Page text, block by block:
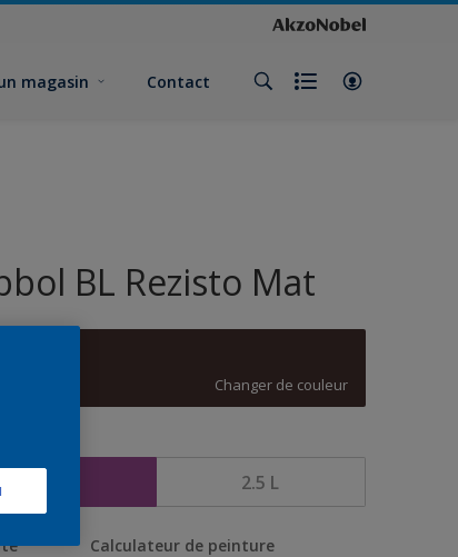
magasin Contact
BL Rezisto Mat
Changer de couleur
2.5 L
Calculateur de peinture